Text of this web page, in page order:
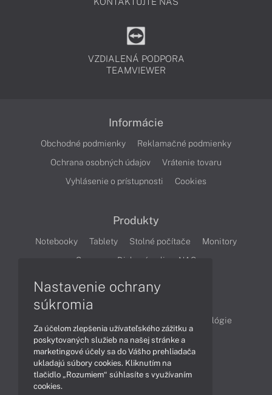
VZDIALENÁ PODPORA
TEAMVIEWER
Informácie
Obchodné podmienky
Reklamačné podmienky
Ochrana osobných údajov
Vrátenie tovaru
Vyhlásenie o prístupnosti
Cookies
Produkty
Notebooky Tablety Stolné počítače
Monitory
Servery
Diskové polia a NAS
Technológie
Videá
Obsah
Nastavenie ochrany
súkromia
Za účelom zlepšenia užívateľského zážitku a
poskytovaných služieb na našej stránke a
marketingové účely sa do Vášho prehliadača
ukladajú súbory cookies. Kliknutím na
tlačidlo „Rozumiem“ súhlasíte s využívaním
cookies.